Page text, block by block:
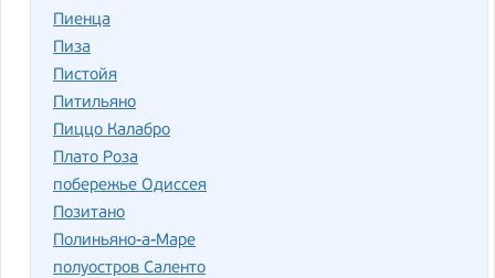
Пиенца
Пиза
Пистойя
Питильяно
Пиццо Калабро
Плато Роза
побережье Одиссея
Позитано
Полиньяно-а-Маре
полуостров Саленто